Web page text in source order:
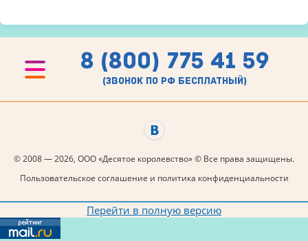
8 (800) 775 41 59
(звонок по рф бесплатный)
© 2008 — 2026, ООО «Десятое королевство» © Все права защищены.
Пользовательское соглашение и политика конфиденциальности
Перейти в полную версию